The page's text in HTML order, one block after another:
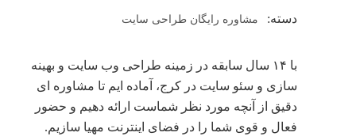
دسته: مشاوره رایگان طراحی سایت
با ۱۴ سال سابقه در زمینه طراحی وب سایت و بهینه
سازی و سئو سایت در کرج، آماده ایم تا مشاوره ای
دقیق از آنچه مورد نظر شماست ارائه دهیم و حضور
فعال و قوی شما را در فضای اینترنت مهیا سازیم.